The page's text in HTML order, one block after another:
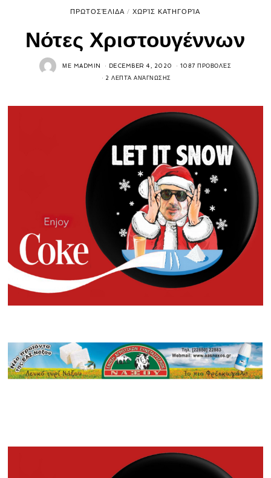
ΠΡΩΤΟΣΈΛΙΔΑ / ΧΩΡΊΣ ΚΑΤΗΓΟΡΊΑ
Νότες Χριστουγέννων
ΜΕ MADMIN DECEMBER 4, 2020 1087 ΠΡΟΒΟΛΈΣ
2 ΛΕΠΤΆ ΑΝΆΓΝΩΣΗΣ